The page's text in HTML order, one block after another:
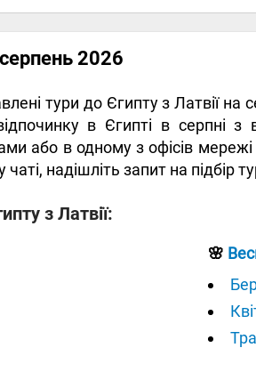
серпень 2026
тури до Єгипту з Латвії
в Єгипті в серпні
або в одному з офісів
надішліть запит на підбір
з Латвії:
🌸